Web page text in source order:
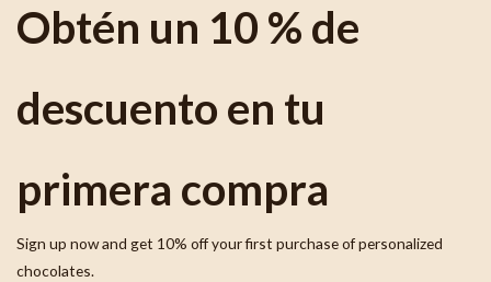
Obtén un 10 % de
descuento en tu
primera compra
Sign up now and get 10% off your first purchase of personalized
chocolates.